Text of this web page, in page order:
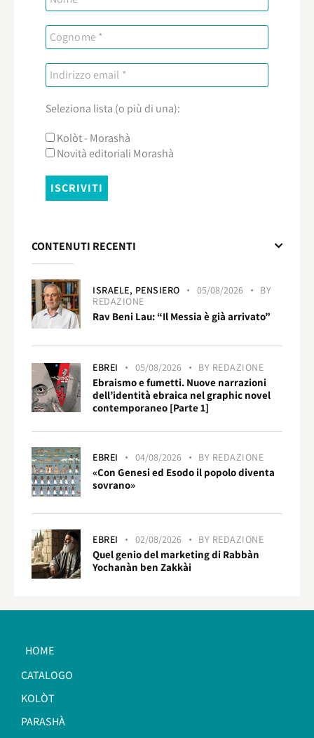
Seleziona lista (o più di una):
Kolòt - Morashà
Novità editoriali Morashà
CONTENUTI RECENTI
ISRAELE, PENSIERO 05/08/2026
BY
REDAZIONE
Rav Beni Lau: “Il Messia è già arrivato”
EBREI 05/08/2026 BY REDAZIONE
Ebraismo e fumetti. Nuove narrazioni
dell’identità ebraica nel graphic novel
contemporaneo [Parte 1]
EBREI 04/08/2026 BY REDAZIONE
«Con Genesi ed Esodo il popolo diventa
sovrano»
EBREI 02/08/2026 BY REDAZIONE
Quel genio del marketing di Rabbàn
Yochanàn ben Zakkài
HOME
CATALOGO
KOLÒT
PARASHÀ